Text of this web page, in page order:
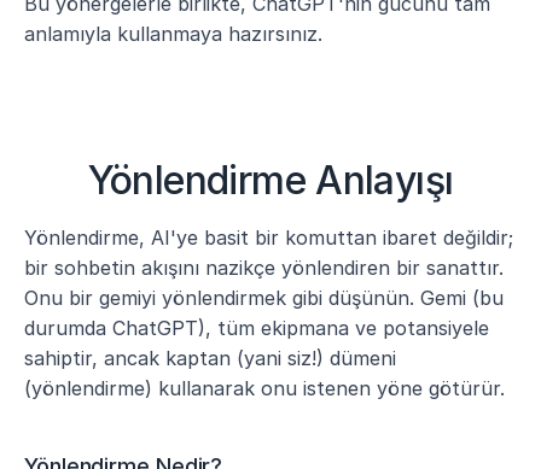
anlamıyla kullanmaya hazırsınız.
Yönlendirme Anlayışı
Yönlendirme, AI'ye basit bir komuttan ibaret değildir;
bir sohbetin akışını nazikçe yönlendiren bir sanattır.
Onu bir gemiyi yönlendirmek gibi düşünün. Gemi (bu
durumda ChatGPT), tüm ekipmana ve potansiyele
sahiptir, ancak kaptan (yani siz!) dümeni
(yönlendirme) kullanarak onu istenen yöne götürür.